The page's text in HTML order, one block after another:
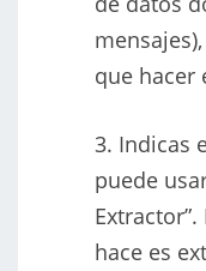
que hacer
3. Indicas
puede
hace es